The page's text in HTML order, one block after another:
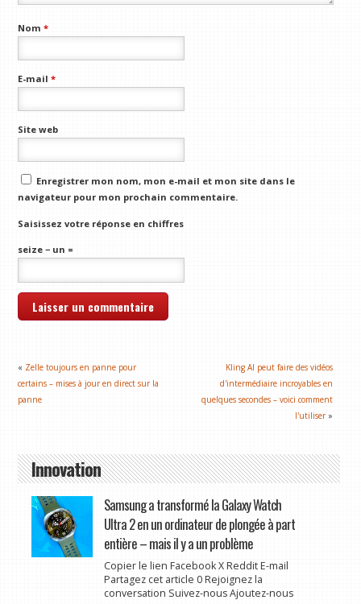
Nom*
E-mail*
Site web
Enregistrer mon nom, mon e-mail et mon site dans le
navigateur pour mon prochain commentaire.
Saisissez votre réponse en chiffres
seize − un =
« Zelle toujours en panne pour
certains – mises à jour en direct sur la
panne
Kling AI peut faire des vidéos
d'intermédiaire incroyables en
quelques secondes – voici comment
l'utiliser »
Innovation
Samsung a transformé la Galaxy Watch
Ultra 2 en un ordinateur de plongée à part
entière – mais il y a un problème
Copier le lien Facebook X Reddit E-mail
Partagez cet article 0 Rejoignez la
conversation Suivez-nous Ajoutez-nous